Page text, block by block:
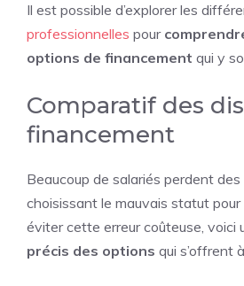
Il est possible d’explorer les
professionnelles pour
options de financement qui y
Comparatif des
financement
Beaucoup de salariés perdent des
choisissant le mauvais statut pour
éviter cette erreur coûteuse, voici
précis des options qui s’offrent